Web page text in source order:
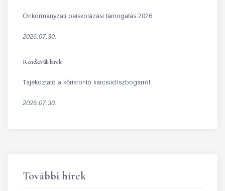
Önkormányzati beiskolázási támogatás 2026
2026.07.30.
Rendkívüli hírek:
Tájékoztató a kőrisrontó karcsúdíszbogárról
2026.07.30.
További hírek